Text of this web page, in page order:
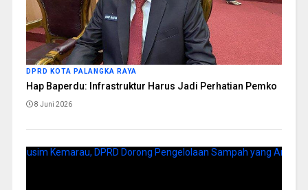
DPRD KOTA PALANGKA RAYA
Hap Baperdu: Infrastruktur Harus Jadi Perhatian Pemko
8 Juni 2026